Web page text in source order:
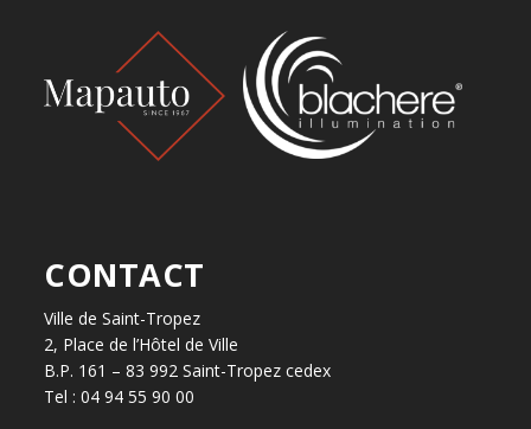
CONTACT
Ville de Saint-Tropez
2, Place de l’Hôtel de Ville
B.P. 161 – 83 992 Saint-Tropez cedex
Tel : 04 94 55 90 00